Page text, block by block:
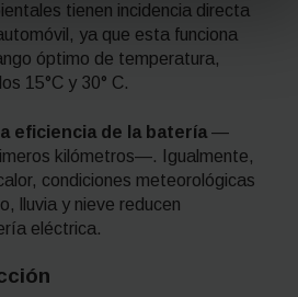
tienen incidencia directa
ya que esta funciona
óptimo de temperatura,
15°C y 30° C.
eficiencia de la batería —
kilómetros—. Igualmente,
condiciones meteorológicas
lluvia y nieve reducen
eléctrica.